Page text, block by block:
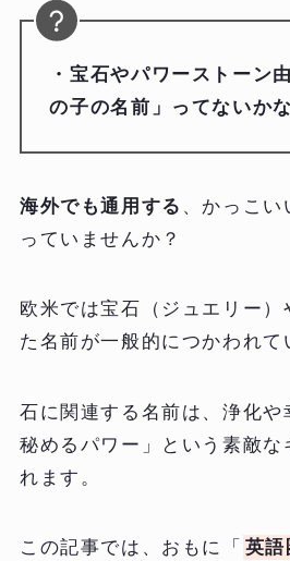
・宝石やパワーストーン
の子の名前」ってないか
海外でも通用する 、かっこい
っていませんか？
欧米では宝石（ジュエリー）
た名前が一般的につかわれて
石に関連する名前は、浄化
秘めるパワー」という素敵な
れます。
この記事では、おもに「 英語